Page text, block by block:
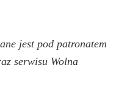
jest pod patronatem
serwisu Wolna